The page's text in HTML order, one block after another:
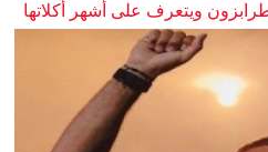
ويتعرف على أشهر أكلاتها